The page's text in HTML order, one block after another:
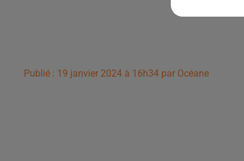
Publié : 19 janvier 2024 à 16h34 par Océane